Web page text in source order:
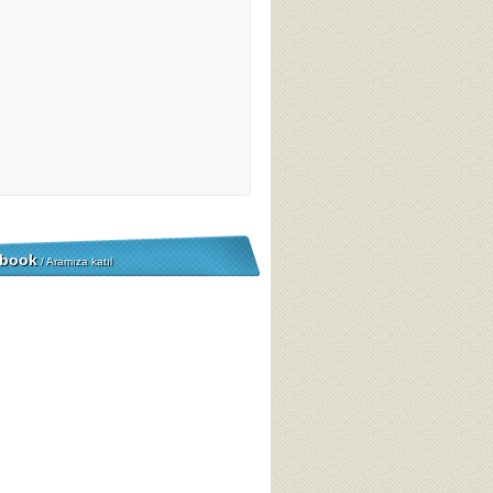
/ Aramıza katıl